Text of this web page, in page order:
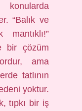
“Balık ve
bir çözüm
ama
tatlının
yoktur.
tıpkı bir iş